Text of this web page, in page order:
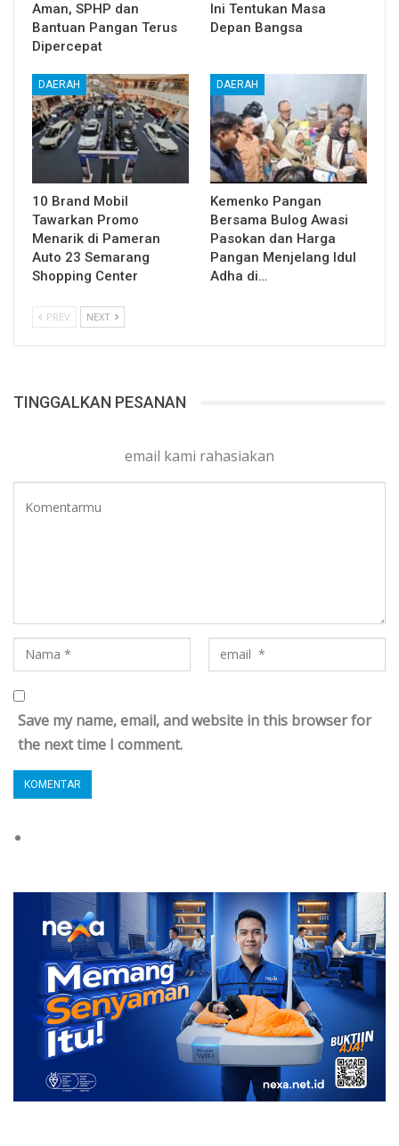
Aman, SPHP dan
Bantuan Pangan Terus
Dipercepat
Ini Tentukan Masa
Depan Bangsa
DAERAH
10 Brand Mobil
Tawarkan Promo
Menarik di Pameran
Auto 23 Semarang
Shopping Center
DAERAH
Kemenko Pangan
Bersama Bulog Awasi
Pasokan dan Harga
Pangan Menjelang Idul
Adha di…
PREV NEXT
TINGGALKAN PESANAN
email kami rahasiakan
Save my name, email, and website in this browser for
the next time I comment.